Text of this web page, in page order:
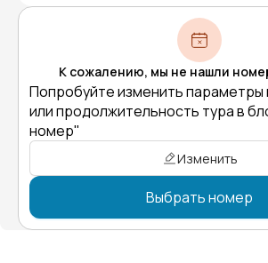
К сожалению, мы не нашли
Попробуйте изменить параметры
или продолжительность тура в
номер"
Изменить
Выбрать номер